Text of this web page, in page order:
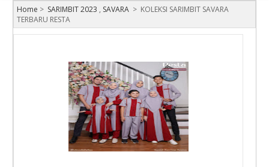
Home > SARIMBIT 2023 , SAVARA > KOLEKSI SARIMBIT SAVARA
TERBARU RESTA